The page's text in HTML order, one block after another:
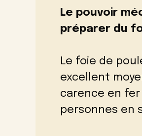
Le pouvoir
préparer du
Le foie de
excellent
carence en fer
personnes en